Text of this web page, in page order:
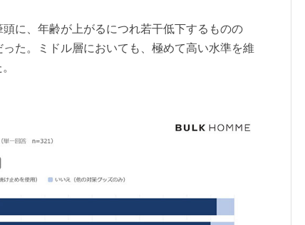
に、年齢が上がるにつれ若干低下するものの
た。ミドル層においても、極めて高い水準を維